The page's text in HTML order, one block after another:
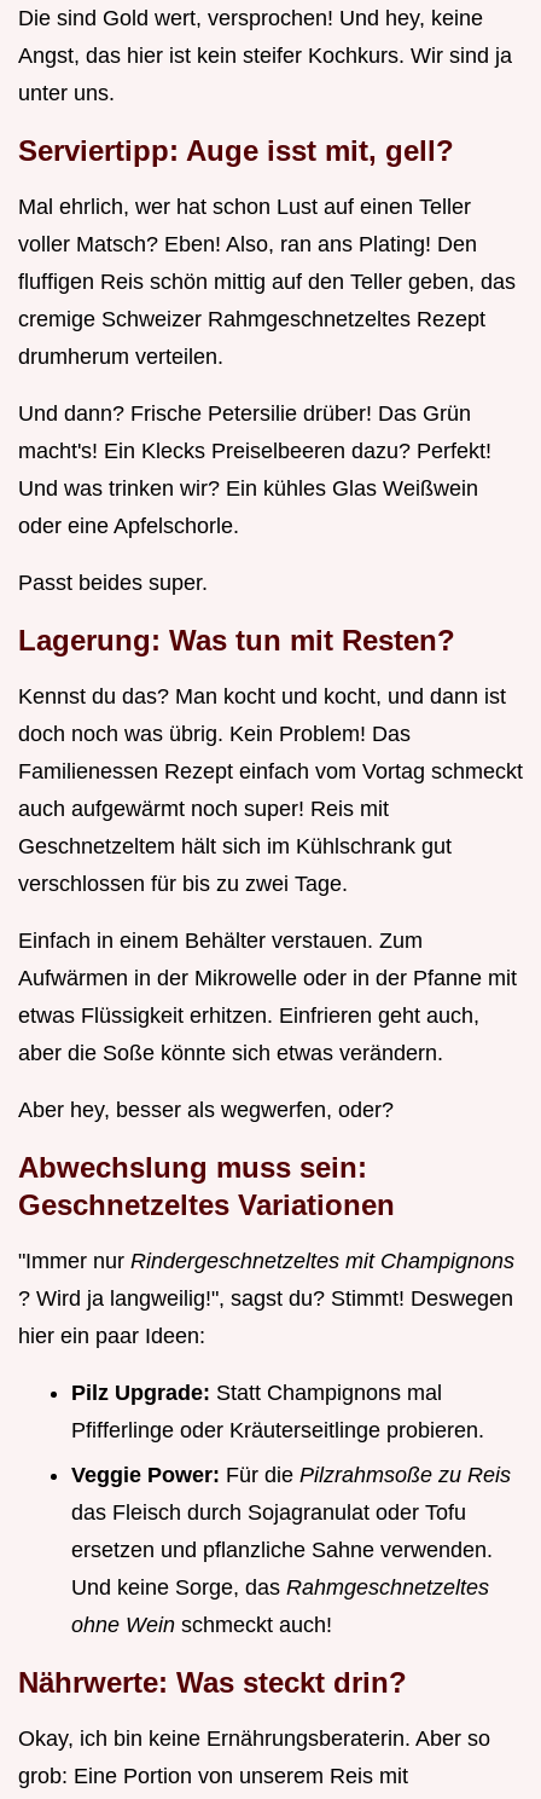
Die sind Gold wert, versprochen! Und hey, keine
Angst, das hier ist kein steifer Kochkurs. Wir sind ja
unter uns.
Serviertipp: Auge isst mit, gell?
Mal ehrlich, wer hat schon Lust auf einen Teller
voller Matsch? Eben! Also, ran ans Plating! Den
fluffigen Reis schön mittig auf den Teller geben, das
cremige Schweizer Rahmgeschnetzeltes Rezept
drumherum verteilen.
Und dann? Frische Petersilie drüber! Das Grün
macht's! Ein Klecks Preiselbeeren dazu? Perfekt!
Und was trinken wir? Ein kühles Glas Weißwein
oder eine Apfelschorle.
Passt beides super.
Lagerung: Was tun mit Resten?
Kennst du das? Man kocht und kocht, und dann ist
doch noch was übrig. Kein Problem! Das
Familienessen Rezept einfach vom Vortag schmeckt
auch aufgewärmt noch super! Reis mit
Geschnetzeltem hält sich im Kühlschrank gut
verschlossen für bis zu zwei Tage.
Einfach in einem Behälter verstauen. Zum
Aufwärmen in der Mikrowelle oder in der Pfanne mit
etwas Flüssigkeit erhitzen. Einfrieren geht auch,
aber die Soße könnte sich etwas verändern.
Aber hey, besser als wegwerfen, oder?
Abwechslung muss sein:
Geschnetzeltes Variationen
"Immer nur Rindergeschnetzeltes mit Champignons
? Wird ja langweilig!", sagst du? Stimmt! Deswegen
hier ein paar Ideen:
Pilz Upgrade: Statt Champignons mal
Pfifferlinge oder Kräuterseitlinge probieren.
Veggie Power: Für die Pilzrahmsoße zu Reis
das Fleisch durch Sojagranulat oder Tofu
ersetzen und pflanzliche Sahne verwenden.
Und keine Sorge, das Rahmgeschnetzeltes
ohne Wein schmeckt auch!
Nährwerte: Was steckt drin?
Okay, ich bin keine Ernährungsberaterin. Aber so
grob: Eine Portion von unserem Reis mit